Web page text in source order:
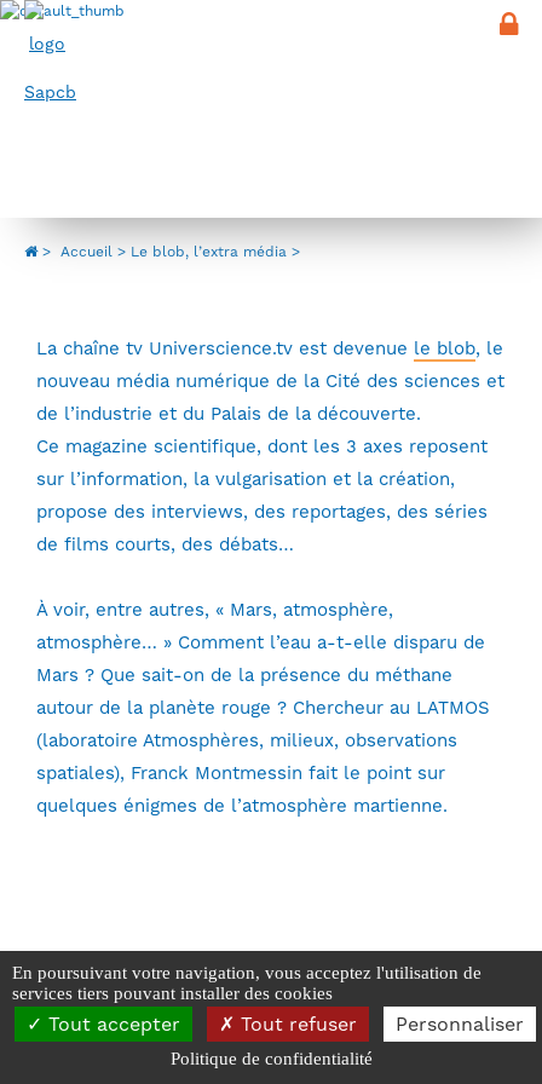
> Accueil Le blob, l’extra média
La chaîne tv Universcience.tv est devenue le blob, le
nouveau média numérique de la Cité des sciences et
de l’industrie et du Palais de la découverte.
Ce magazine scientifique, dont les 3 axes reposent
sur l’information, la vulgarisation et la création,
propose des interviews, des reportages, des séries
de films courts, des débats…
À voir, entre autres, « Mars, atmosphère,
atmosphère… » Comment l’eau a-t-elle disparu de
Mars ? Que sait-on de la présence du méthane
autour de la planète rouge ? Chercheur au LATMOS
(laboratoire Atmosphères, milieux, observations
spatiales), Franck Montmessin fait le point sur
quelques énigmes de l’atmosphère martienne.
SAPCB - 2026
Mentions Légales
Réalisé par Webyc - Yann Carpentier
Panneau de gestion des cookies
En poursuivant votre navigation, vous acceptez l'utilisation de
services tiers pouvant installer des cookies
Tout accepter Tout refuser Personnaliser
Politique de confidentialité